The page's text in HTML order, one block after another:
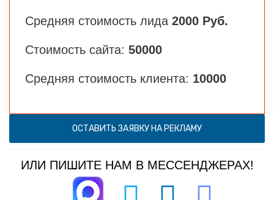
Средняя стоимость лида 2000 Руб.
Стоимость сайта: 50000
Средняя стоимость клиента: 10000
ОСТАВИТЬ ЗАЯВКУ НА РЕКЛАМУ
ИЛИ ПИШИТЕ НАМ В МЕССЕНДЖЕРАХ!